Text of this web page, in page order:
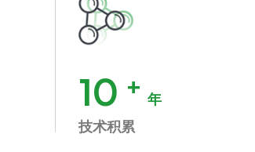
10 + 年
技术积累